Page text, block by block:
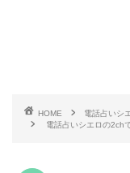
HOME
電話占いシ
電話占いシエロの2ch